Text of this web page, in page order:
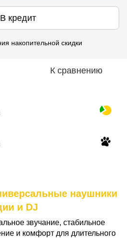
В кредит
накопительной скидки
К сравнению
наушники
и DJ
звучание, стабильное
и комфорт для длительного